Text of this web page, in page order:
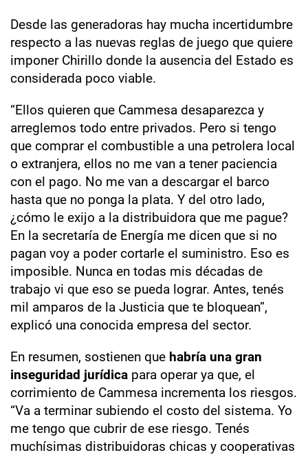
Desde las generadoras hay mucha incertidumbre
respecto a las nuevas reglas de juego que quiere
imponer Chirillo donde la ausencia del Estado es
considerada poco viable.
“Ellos quieren que Cammesa desaparezca y
arreglemos todo entre privados. Pero si tengo
que comprar el combustible a una petrolera local
o extranjera, ellos no me van a tener paciencia
con el pago. No me van a descargar el barco
hasta que no ponga la plata. Y del otro lado,
¿cómo le exijo a la distribuidora que me pague?
En la secretaría de Energía me dicen que si no
pagan voy a poder cortarle el suministro. Eso es
imposible. Nunca en todas mis décadas de
trabajo vi que eso se pueda lograr. Antes, tenés
mil amparos de la Justicia que te bloquean”,
explicó una conocida empresa del sector.
En resumen, sostienen que habría una gran
inseguridad jurídica para operar ya que, el
corrimiento de Cammesa incrementa los riesgos.
“Va a terminar subiendo el costo del sistema. Yo
me tengo que cubrir de ese riesgo. Tenés
muchísimas distribuidoras chicas y cooperativas